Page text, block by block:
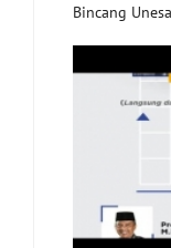
Bincang